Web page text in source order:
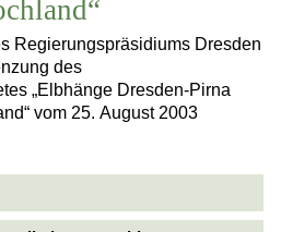
Regierungspräsidiums Dresden
des
„Elbhänge Dresden-Pirna
vom 25. August 2003